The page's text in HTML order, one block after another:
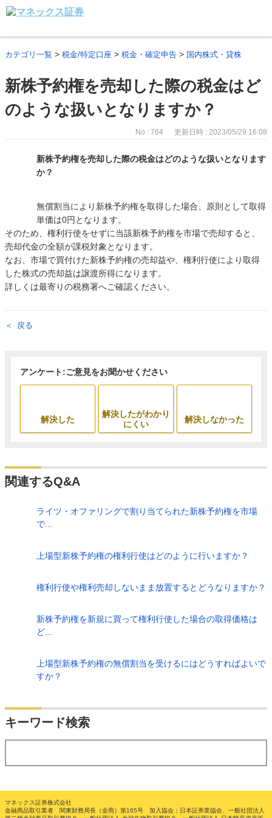
カテゴリ一覧 > 税金/特定口座 > 税金・確定申告 > 国内株式・貸株
新株予約権を売却した際の税金はど
のような扱いとなりますか？
No : 764 更新日時 : 2023/05/29 16:08
新株予約権を売却した際の税金はどのような扱いとなります
か？
無償割当により新株予約権を取得した場合、原則として取得
単価は0円となります。
そのため、権利行使をせずに当該新株予約権を市場で売却すると、
売却代金の全額が課税対象となります。
なお、市場で買付けた新株予約権の売却益や、権利行使により取得
した株式の売却益は譲渡所得になります。
詳しくは最寄りの税務署へご確認ください。
戻る
アンケート:ご意見をお聞かせください
解決した
解決したがわかり
にくい
解決しなかった
関連するQ&A
ライツ・オファリングで割り当てられた新株予約権を市場
で...
上場型新株予約権の権利行使はどのように行いますか？
権利行使や権利売却しないまま放置するとどうなりますか？
新株予約権を新規に買って権利行使した場合の取得価格は
ど...
上場型新株予約権の無償割当を受けるにはどうすればよいで
すか？
キーワード検索
マネックス証券株式会社
金融商品取引業者 関東財務局長（金商）第165号 加入協会：日本証券業協会、一般社団法人